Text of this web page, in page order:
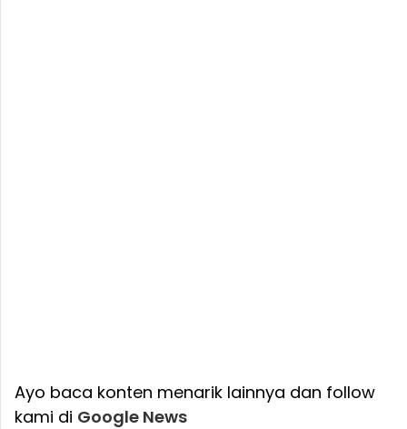
Ayo baca konten menarik lainnya dan follow
kami di Google News